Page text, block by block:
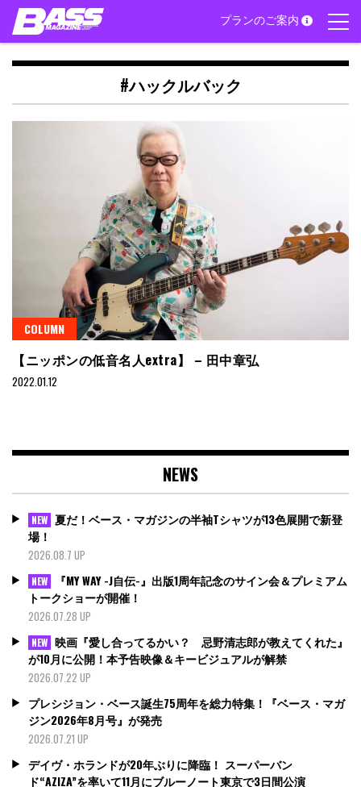
Skip
content
プランのご案内
#ハックルバック
COLUMN
【ニッポンの低音名人extra】 – 田中章弘
2022.01.12
NEWS
NEW 夏だ！ベース・マガジンの半袖Tシャツが13色展開で新登
場！
2026.08.7 UP
NEW
『MY WAY -J自伝-』出版1周年記念のサイン会＆プレミアム
トークショーが開催！
2026.07.28 UP
NEW 映画『愛し合ってるかい？ 忌野清志郎が教えてくれた』
が10月に公開！本予告映像＆キービジュアルが解禁
2026.07.22 UP
プレシジョン・ベース誕生75周年を総力特集！『ベース・マガ
ジン2026年8月号』が発売
2026.07.21 UP
デイヴ・ホランドが20年ぶりに降臨！ スーパーバン
ド“AZIZA”を率いて11月にブルーノート東京で3日間公演